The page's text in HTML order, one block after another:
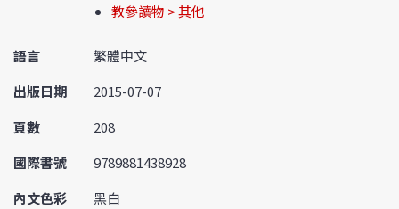
教參讀物 > 其他
語言
繁體中文
出版日期
2015-07-07
頁數
208
國際書號
9789881438928
內文色彩
黑白